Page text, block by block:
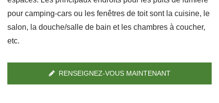
pour camping-cars ou les fenêtres de toit sont la cuisine, le
salon, la douche/salle de bain et les chambres à coucher,
etc.
RENSEIGNEZ-VOUS MAINTENANT